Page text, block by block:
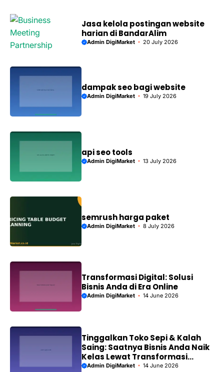
Jasa kelola postingan website
harian di BandarAlim
Admin DigiMarket 20 July 2026
dampak seo bagi website
Admin DigiMarket 19 July 2026
api seo tools
Admin DigiMarket 13 July 2026
semrush harga paket
Admin DigiMarket 8 July 2026
Transformasi Digital: Solusi
Bisnis Anda di Era Online
Admin DigiMarket 14 June 2026
Tinggalkan Toko Sepi & Kalah
Saing: Saatnya Bisnis Anda Naik
Kelas Lewat Transformasi
Digital!
Admin DigiMarket 14 June 2026